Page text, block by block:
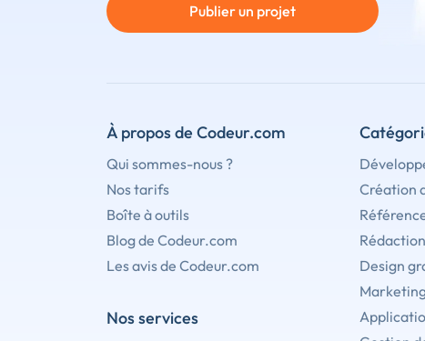
Publier un projet
À propos de Codeur.com
Qui sommes-nous ?
Nos tarifs
Boîte à outils
Blog de Codeur.com
Les avis de Codeur.com
Nos services
Création
Design